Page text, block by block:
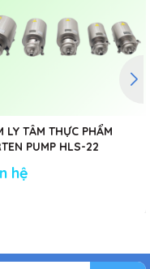
LY TÂM THỰC PHẨM
PUMP HLS-22
hệ